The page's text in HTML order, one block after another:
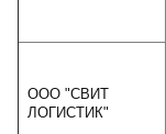
ООО "СВИТ
ЛОГИСТИК"